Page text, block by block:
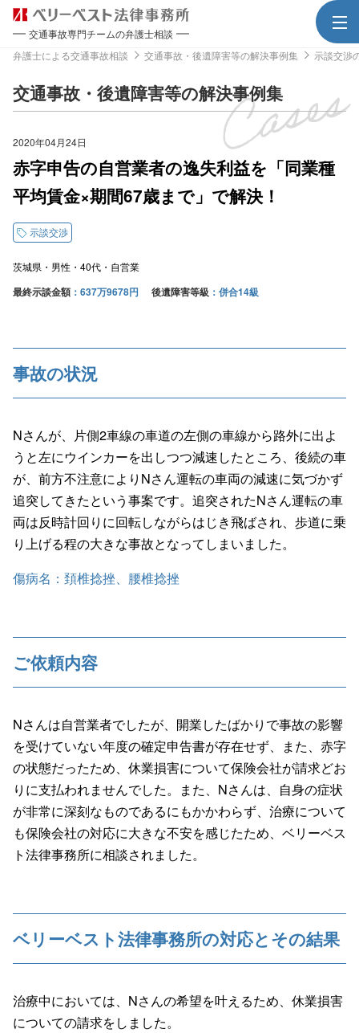
交通事故専門チームの弁護士相談
弁護士による交通事故相談
交通事故・後遺障害等の解決事例集 示談交渉
交通事故・後遺障害等の解決事例集
2020年04月24日
赤字申告の自営業者の逸失利益を「同業種
平均賃金×期間67歳まで」で解決！
示談交渉
茨城県 男性 40代 自営業
最終示談金額 637万9678円 後遺障害等級 併合14級
事故の状況
Nさんが、片側2車線の車道の左側の車線から路外に出よ
うと左にウインカーを出しつつ減速したところ、後続の車
が、前方不注意によりNさん運転の車両の減速に気づかず
追突してきたという事案です。追突されたNさん運転の車
両は反時計回りに回転しながらはじき飛ばされ、歩道に乗
り上げる程の大きな事故となってしまいました。
傷病名：頚椎捻挫、腰椎捻挫
ご依頼内容
Nさんは自営業者でしたが、開業したばかりで事故の影響
を受けていない年度の確定申告書が存在せず、また、赤字
の状態だったため、休業損害について保険会社が請求どお
りに支払われませんでした。また、Nさんは、自身の症状
が非常に深刻なものであるにもかかわらず、治療について
も保険会社の対応に大きな不安を感じたため、ベリーベス
ト法律事務所に相談されました。
ベリーベスト法律事務所の対応とその結果
治療中においては、Nさんの希望を叶えるため、休業損害
についての請求をしました。